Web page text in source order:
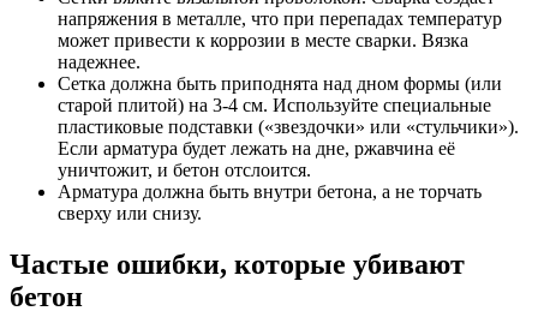
напряжения в металле, что при перепадах температур
может привести к коррозии в месте сварки. Вязка
надежнее.
Сетка должна быть приподнята над дном формы (или
старой плитой) на 3-4 см. Используйте специальные
пластиковые подставки («звездочки» или «стульчики»).
Если арматура будет лежать на дне, ржавчина её
уничтожит, и бетон отслоится.
Арматура должна быть внутри бетона, а не торчать
сверху или снизу.
Частые ошибки, которые убивают
бетон